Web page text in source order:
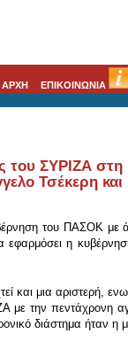
ΑΡΧΗ ΕΠΙΚΟΙΝΩΝΙΑ
ΣΥΡΙΖΑ στη
Τσέκερη
του ΠΑΣΟΚ
εφαρμόσει η
και μια αριστερή,
με την πεντάχρονη
διάστημα ήταν η